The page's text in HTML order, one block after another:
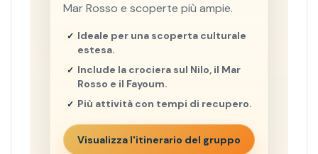
Mar Rosso e scoperte più ampie.
Ideale per una scoperta culturale
estesa.
Include la crociera sul Nilo, il Mar
Rosso e il Fayoum.
Più attività con tempi di recupero.
Visualizza l'itinerario del gruppo